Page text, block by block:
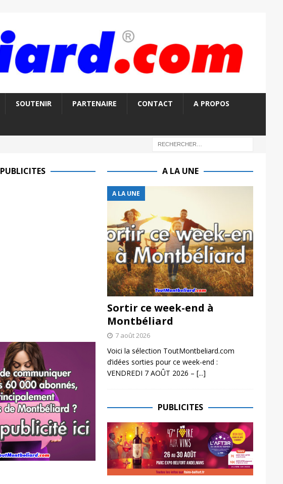
SOUTENIR PARTENAIRE CONTACT A PROPOS
PUBLICITES A LA UNE
A LA UNE
Sortir ce week-end à
Montbéliard
7 août 2026
Voici la sélection ToutMontbeliard.com
d’idées sorties pour ce week-end :
VENDREDI 7 AOÛT 2026 – [...]
PUBLICITES